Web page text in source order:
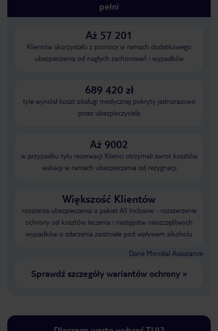
pełni
Aż 57 201
Klientów skorzystało z pomocy w ramach dodatkowego
ubezpieczenia od nagłych zachorowań i wypadków
689 420 zł
tyle wyniósł koszt obsługi medycznej pokryty jednorazowo
przez ubezpieczyciela
Aż 9002
w przypadku tylu rezerwacji Klienci otrzymali zwrot kosztów
wakacji w ramach ubezpieczenia od rezygnacji
Większość Klientów
rozszerza ubezpieczenia o pakiet All Inclusive - rozszerzenie
ochrony od kosztów leczenia i następstw nieszczęśliwych
wypadków o zdarzenia zaistniałe pod wpływem alkoholu
Dane Mondial Assistance
Sprawdź szczegóły wariantów ochrony»